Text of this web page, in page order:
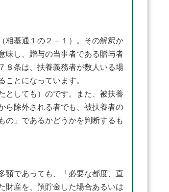
相基通１の２－１）。その解釈か
味し、贈与の当事者である贈与者
８条は、扶養義務者が数人いる場
とになっています。
としても）のです。また、被扶養
ら除外される者でも、被扶養者の
の」であるかどうかを判断するも
額であっても、「必要な都度、直
財産を、預貯金した場合あるいは